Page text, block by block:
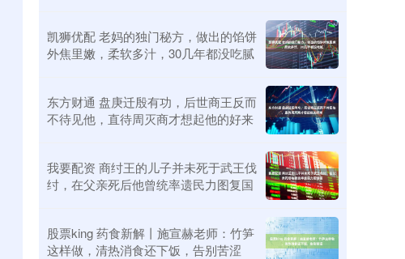
凯狮优配 老妈的独门秘方，做出的馅饼
外焦里嫩，柔软多汁，30几年都没吃腻
东方财通 盘庚迁殷有功，后世商王反而
不待见他，直待周灭商才想起他的好来
我要配资 商纣王的儿子并未死于武王伐
纣，在父亲死后他曾统率遗民力图复国
股票king 药食新解丨施宣赫老师：竹笋
这样做，清热消食还下饭，告别苦涩